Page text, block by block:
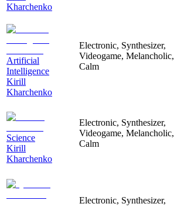
Kharchenko
Artificial
Intelligence
Kirill
Kharchenko
Electronic, Synthesizer,
Videogame, Melancholic,
Calm
Science
Kirill
Kharchenko
Electronic, Synthesizer,
Videogame, Melancholic,
Calm
Electronic, Synthesizer,